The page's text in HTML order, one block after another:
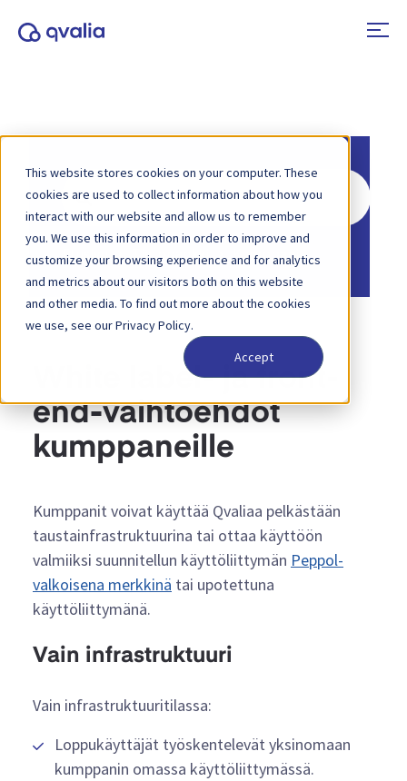
This website stores cookies on your computer. These
cookies are used to collect information about how you
interact with our website and allow us to remember
you. We use this information in order to improve and
customize your browsing experience and for analytics
and metrics about our visitors both on this website
and other media. To find out more about the cookies
we use, see our Privacy Policy.
Accept
Hae
Etusivu Tietopankki Kumppani
White label- ja front-
end-vaihtoehdot
kumppaneille
Kumppanit voivat käyttää Qvaliaa pelkästään
taustainfrastruktuurina tai ottaa käyttöön
valmiiksi suunnitellun käyttöliittymän Peppol-
valkoisena merkkinä tai upotettuna
käyttöliittymänä.
Vain infrastruktuuri
Vain infrastruktuuritilassa:
Loppukäyttäjät työskentelevät yksinomaan
kumppanin omassa käyttöliittymässä.